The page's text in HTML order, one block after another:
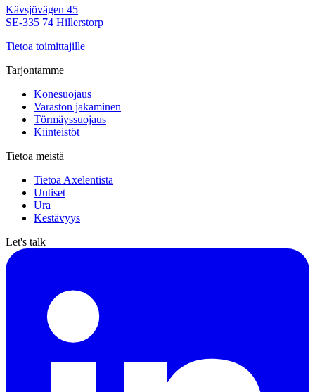
Kävsjövägen 45
SE-335 74 Hillerstorp
Tietoa toimittajille
Tarjontamme
Konesuojaus
Varaston jakaminen
Törmäyssuojaus
Kiinteistöt
Tietoa meistä
Tietoa Axelentista
Uutiset
Ura
Kestävyys
Let's talk